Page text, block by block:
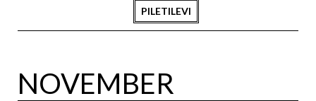
PILETILEVI
NOVEMBER